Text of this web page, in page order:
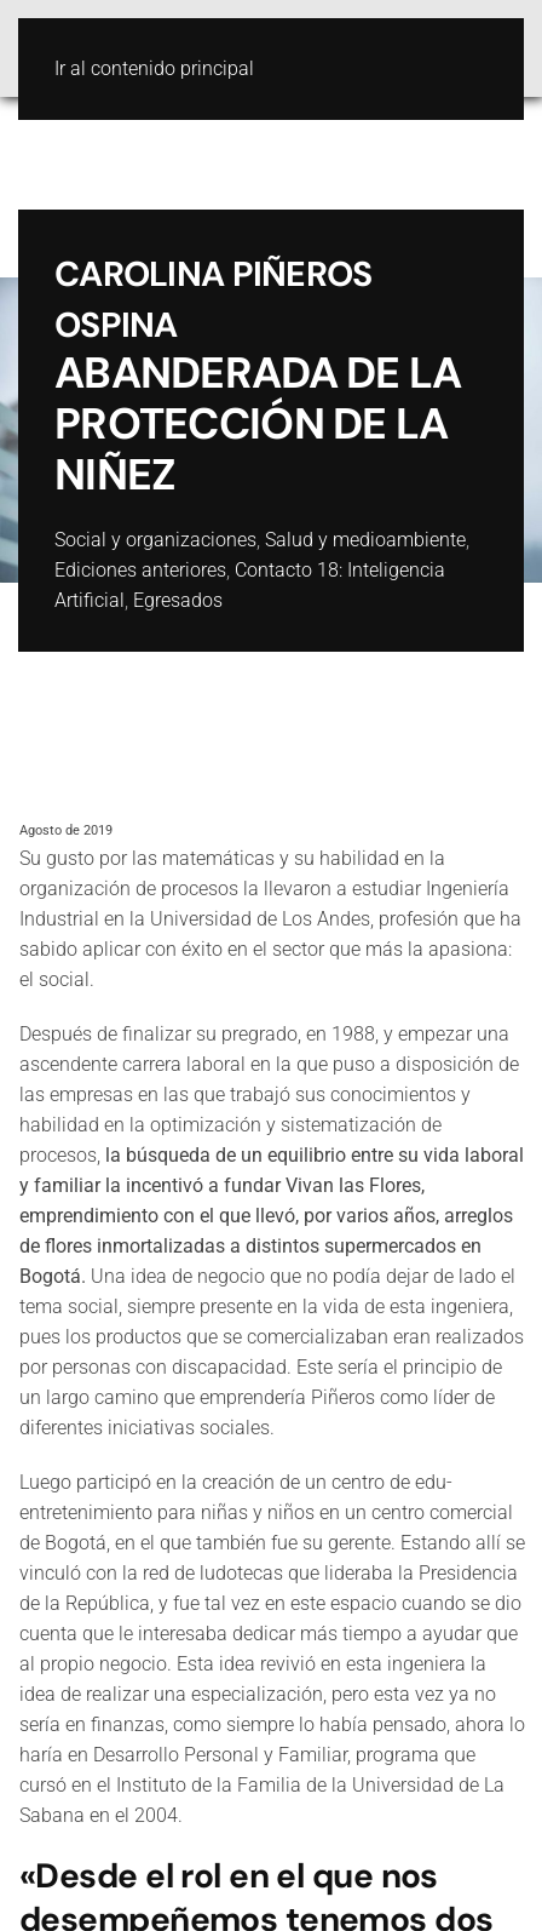
Ir al contenido principal
CAROLINA PIÑEROS
OSPINA
ABANDERADA DE LA
PROTECCIÓN DE LA
NIÑEZ
Social y organizaciones Salud y medioambiente
Ediciones anteriores Contacto 18: Inteligencia
Artificial Egresados
Agosto de 2019
Su gusto por las matemáticas y su habilidad en la
organización de procesos la llevaron a estudiar Ingeniería
Industrial en la Universidad de Los Andes, profesión que ha
sabido aplicar con éxito en el sector que más la apasiona:
el social.
Después de finalizar su pregrado, en 1988, y empezar una
ascendente carrera laboral en la que puso a disposición de
las empresas en las que trabajó sus conocimientos y
habilidad en la optimización y sistematización de
procesos, la búsqueda de un equilibrio entre su vida laboral
y familiar la incentivó a fundar Vivan las Flores,
emprendimiento con el que llevó, por varios años, arreglos
de flores inmortalizadas a distintos supermercados en
Bogotá. Una idea de negocio que no podía dejar de lado el
tema social, siempre presente en la vida de esta ingeniera,
pues los productos que se comercializaban eran realizados
por personas con discapacidad. Este sería el principio de
un largo camino que emprendería Piñeros como líder de
diferentes iniciativas sociales.
Luego participó en la creación de un centro de edu-
entretenimiento para niñas y niños en un centro comercial
de Bogotá, en el que también fue su gerente. Estando allí se
vinculó con la red de ludotecas que lideraba la Presidencia
de la República, y fue tal vez en este espacio cuando se dio
cuenta que le interesaba dedicar más tiempo a ayudar que
al propio negocio. Esta idea revivió en esta ingeniera la
idea de realizar una especialización, pero esta vez ya no
sería en finanzas, como siempre lo había pensado, ahora lo
haría en Desarrollo Personal y Familiar, programa que
cursó en el Instituto de la Familia de la Universidad de La
Sabana en el 2004.
«Desde el rol en el que nos
desempeñemos tenemos dos